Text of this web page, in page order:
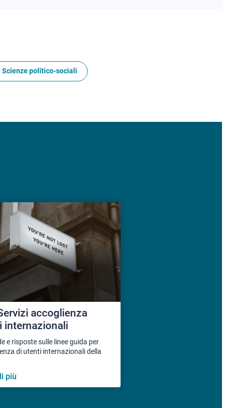
Scienze politico-sociali
accoglienza
internazionali
e risposte sulle linee guida per
di utenti internazionali della
più